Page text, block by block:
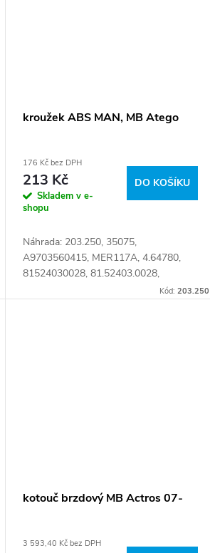
kroužek ABS MAN, MB Atego
176 Kč bez DPH
213 Kč
Skladem v e-
shopu
DO KOŠÍKU
Náhrada: 203.250, 35075,
A9703560415, MER117A, 4.64780,
81524030028, 81.52403.0028,
90.26.1000, 9703560415 Číslo karty:
Kód: 203.250
kotouč brzdový MB Actros 07-
3 593,40 Kč bez DPH